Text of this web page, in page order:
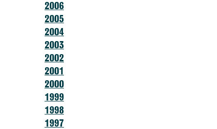
2006
2005
2004
2003
2002
2001
2000
1999
1998
1997